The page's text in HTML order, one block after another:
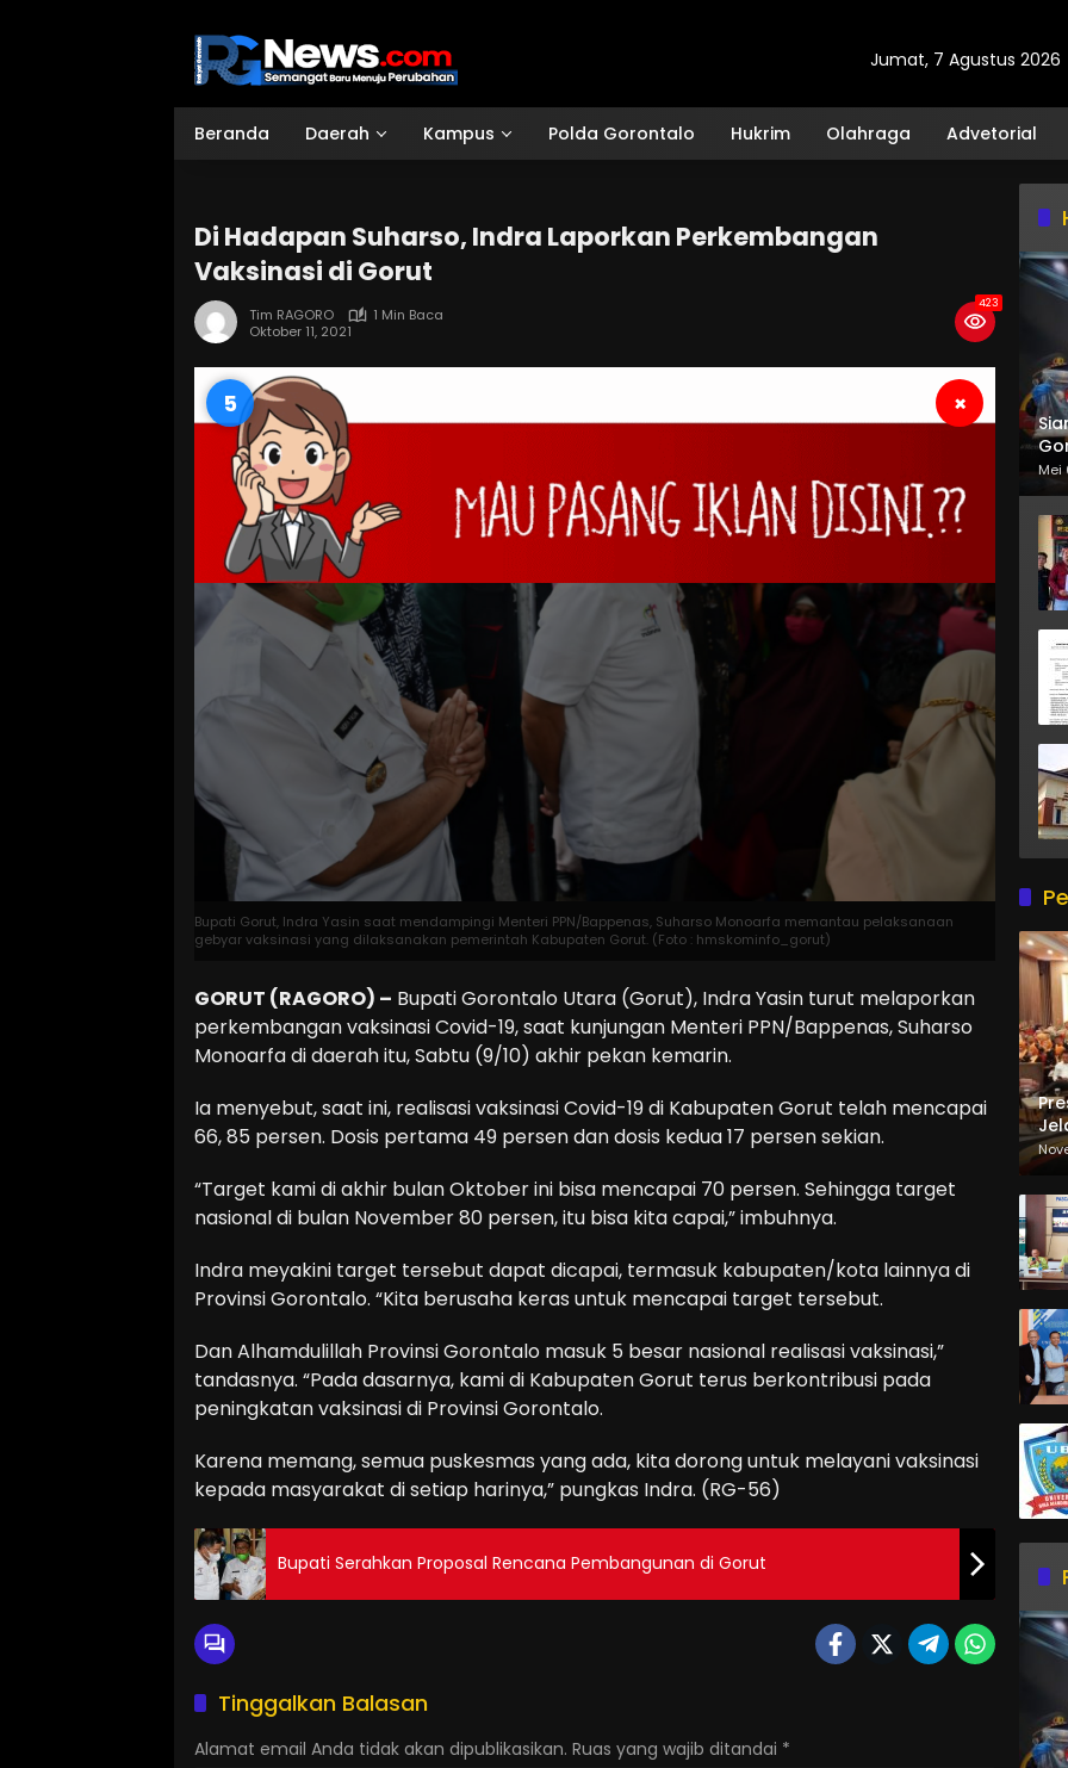
Jumat, 7 Agustus 2026
Beranda Daerah Kampus Polda Gorontalo Hukrim Olahraga Advetorial
Di Hadapan Suharso, Indra Laporkan Perkembangan
Vaksinasi di Gorut
Tim RAGORO
1 Min Baca
Oktober 11, 2021
423
4 ×
Bupati Gorut, Indra Yasin saat mendampingi Menteri PPN/Bappenas, Suharso Monoarfa memantau pelaksanaan
gebyar vaksinasi yang dilaksanakan pemerintah Kabupaten Gorut. (Foto : hmskominfo_gorut)
GORUT (RAGORO) – Bupati Gorontalo Utara (Gorut), Indra Yasin turut melaporkan
perkembangan vaksinasi Covid-19, saat kunjungan Menteri PPN/Bappenas, Suharso
Monoarfa di daerah itu, Sabtu (9/10) akhir pekan kemarin.
Ia menyebut, saat ini, realisasi vaksinasi Covid-19 di Kabupaten Gorut telah mencapai
66, 85 persen. Dosis pertama 49 persen dan dosis kedua 17 persen sekian.
“Target kami di akhir bulan Oktober ini bisa mencapai 70 persen. Sehingga target
nasional di bulan November 80 persen, itu bisa kita capai,” imbuhnya.
Indra meyakini target tersebut dapat dicapai, termasuk kabupaten/kota lainnya di
Provinsi Gorontalo. “Kita berusaha keras untuk mencapai target tersebut.
Dan Alhamdulillah Provinsi Gorontalo masuk 5 besar nasional realisasi vaksinasi,”
tandasnya. “Pada dasarnya, kami di Kabupaten Gorut terus berkontribusi pada
peningkatan vaksinasi di Provinsi Gorontalo.
Karena memang, semua puskesmas yang ada, kita dorong untuk melayani vaksinasi
kepada masyarakat di setiap harinya,” pungkas Indra. (RG-56)
Bupati Serahkan Proposal Rencana Pembangunan di Gorut
Tinggalkan Balasan
Alamat email Anda tidak akan dipublikasikan. Ruas yang wajib ditandai *
Mei